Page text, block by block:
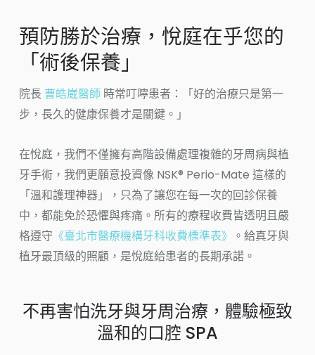
預防勝於治療，悅庭在乎您的
「術後保養」
院長 曹皓崴醫師 時常叮嚀患者：「好的治療只是第一
步，長久的健康保養才是關鍵。」
在悅庭，我們不僅擁有高階設備處理複雜的牙周病與植
牙手術，我們更願意投資像 NSK® Perio-Mate 這樣的
「溫和護理神器」，只為了讓您在每一次的回診保養
中，都能免於恐懼與疼痛。所有的療程收費皆透明且嚴
格遵守 《臺北市醫療機構牙科收費標準表》 。給真牙與
植牙最頂級的照顧，是悅庭給患者的長期承諾。
不再害怕洗牙與牙周治療，體驗極致
溫和的口腔 SPA